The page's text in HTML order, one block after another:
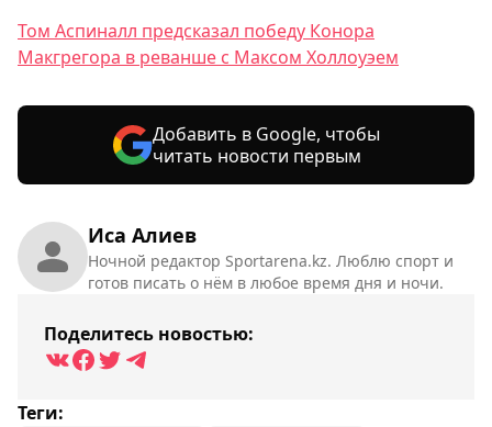
Иса Алиев
Ночной редактор Sportarena.kz. Люблю спорт и
готов писать о нём в любое время дня и ночи.
Поделитесь новостью:
Теги:
Том Аспиналл предсказал победу Конора
Макгрегора в реванше с Максом Холлоуэем
Добавить в Google, чтобы
читать новости первым